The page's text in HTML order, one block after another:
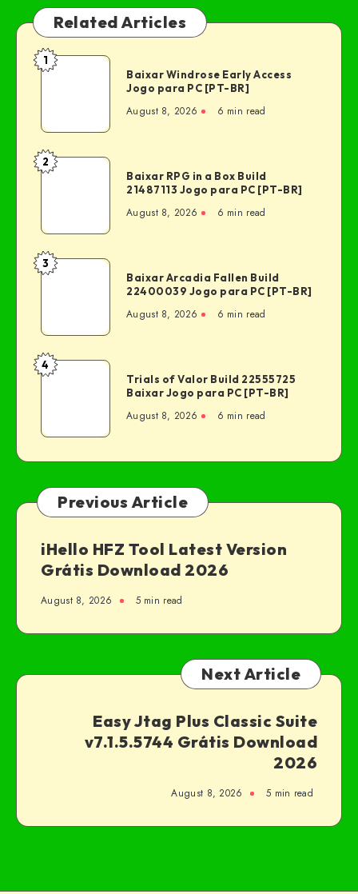
Related Articles
1
Baixar Windrose Early Access
Jogo para PC [PT-BR]
August 8, 2026 6 min read
2
Baixar RPG in a Box Build
21487113 Jogo para PC [PT-BR]
August 8, 2026 6 min read
3
Baixar Arcadia Fallen Build
22400039 Jogo para PC [PT-BR]
August 8, 2026 6 min read
4
Trials of Valor Build 22555725
Baixar Jogo para PC [PT-BR]
August 8, 2026 6 min read
Previous Article
iHello HFZ Tool Latest Version
Grátis Download 2026
August 8, 2026 5 min read
Next Article
Easy Jtag Plus Classic Suite
v7.1.5.5744 Grátis Download
2026
August 8, 2026 5 min read